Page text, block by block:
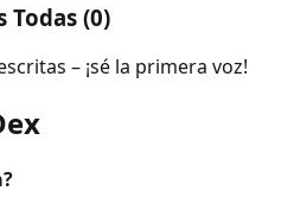
(0)
– ¡sé la primera voz!